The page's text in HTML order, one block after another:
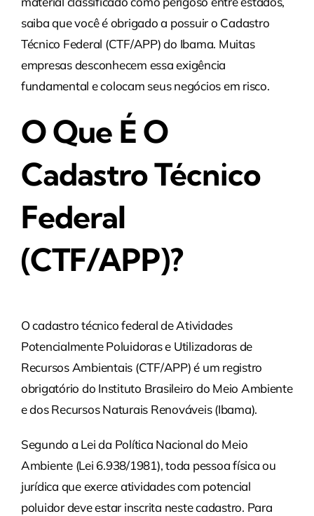
saiba que você é obrigado a possuir o Cadastro
Técnico Federal (CTF/APP) do Ibama. Muitas
empresas desconhecem essa exigência
fundamental e colocam seus negócios em risco.
O Que É O
Cadastro Técnico
Federal
(CTF/APP)?
O cadastro técnico federal de Atividades
Potencialmente Poluidoras e Utilizadoras de
Recursos Ambientais (CTF/APP) é um registro
obrigatório do Instituto Brasileiro do Meio Ambiente
e dos Recursos Naturais Renováveis (Ibama).
Segundo a Lei da Política Nacional do Meio
Ambiente (Lei 6.938/1981), toda pessoa física ou
jurídica que exerce atividades com potencial
poluidor deve estar inscrita neste cadastro. Para